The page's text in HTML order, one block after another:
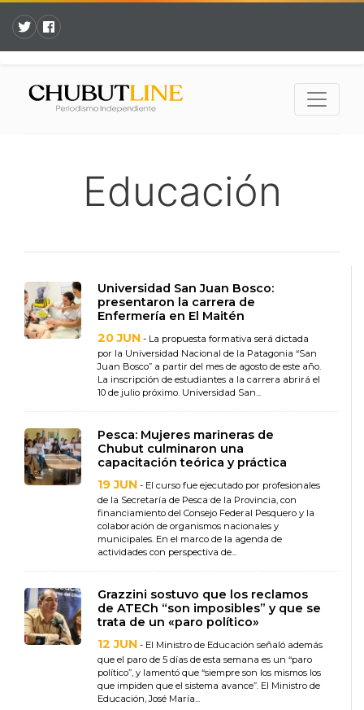
Educación
Universidad San Juan Bosco:
presentaron la carrera de
Enfermería en El Maitén
20 JUN - La propuesta formativa será dictada
por la Universidad Nacional de la Patagonia “San
Juan Bosco” a partir del mes de agosto de este año.
La inscripción de estudiantes a la carrera abrirá el
10 de julio próximo. Universidad San...
Pesca: Mujeres marineras de
Chubut culminaron una
capacitación teórica y práctica
19 JUN - El curso fue ejecutado por profesionales
de la Secretaría de Pesca de la Provincia, con
financiamiento del Consejo Federal Pesquero y la
colaboración de organismos nacionales y
municipales. En el marco de la agenda de
actividades con perspectiva de...
Grazzini sostuvo que los reclamos
de ATECh “son imposibles” y que se
trata de un «paro político»
12 JUN - El Ministro de Educación señaló además
que el paro de 5 días de esta semana es un “paro
político”, y lamentó que “siempre son los mismos los
que impiden que el sistema avance”. El Ministro de
Educación, José María...